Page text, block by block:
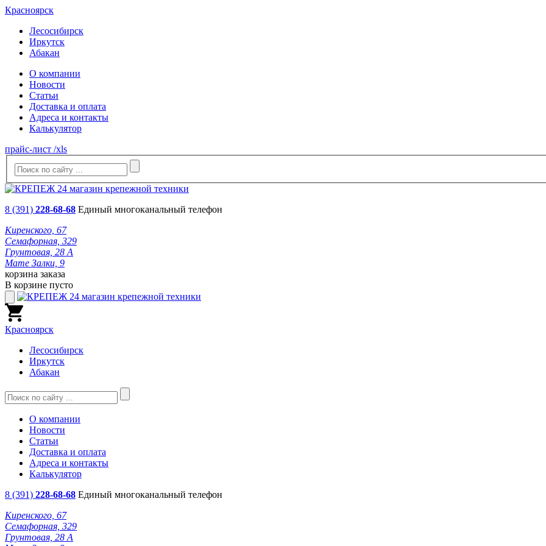
Красноярск
Лесосибирск
Иркутск
Абакан
О компании
Новости
Статьи
Доставка и оплата
Адреса и контакты
Калькулятор
прайс-лист /xls
8 (391) 228-68-68 Единый многоканальный телефон
Киренского, 67
Семафорная, 329
Грунтовая, 28 А
Мате Залки, 9
корзина заказа
В корзине пусто
Красноярск
Лесосибирск
Иркутск
Абакан
О компании
Новости
Статьи
Доставка и оплата
Адреса и контакты
Калькулятор
8 (391) 228-68-68 Единый многоканальный телефон
Киренского, 67
Семафорная, 329
Грунтовая, 28 А